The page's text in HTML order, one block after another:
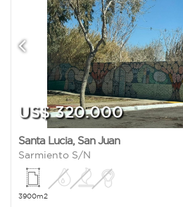
US$ 320.000
Santa Lucia, San Juan
Sarmiento S/N
3900m2